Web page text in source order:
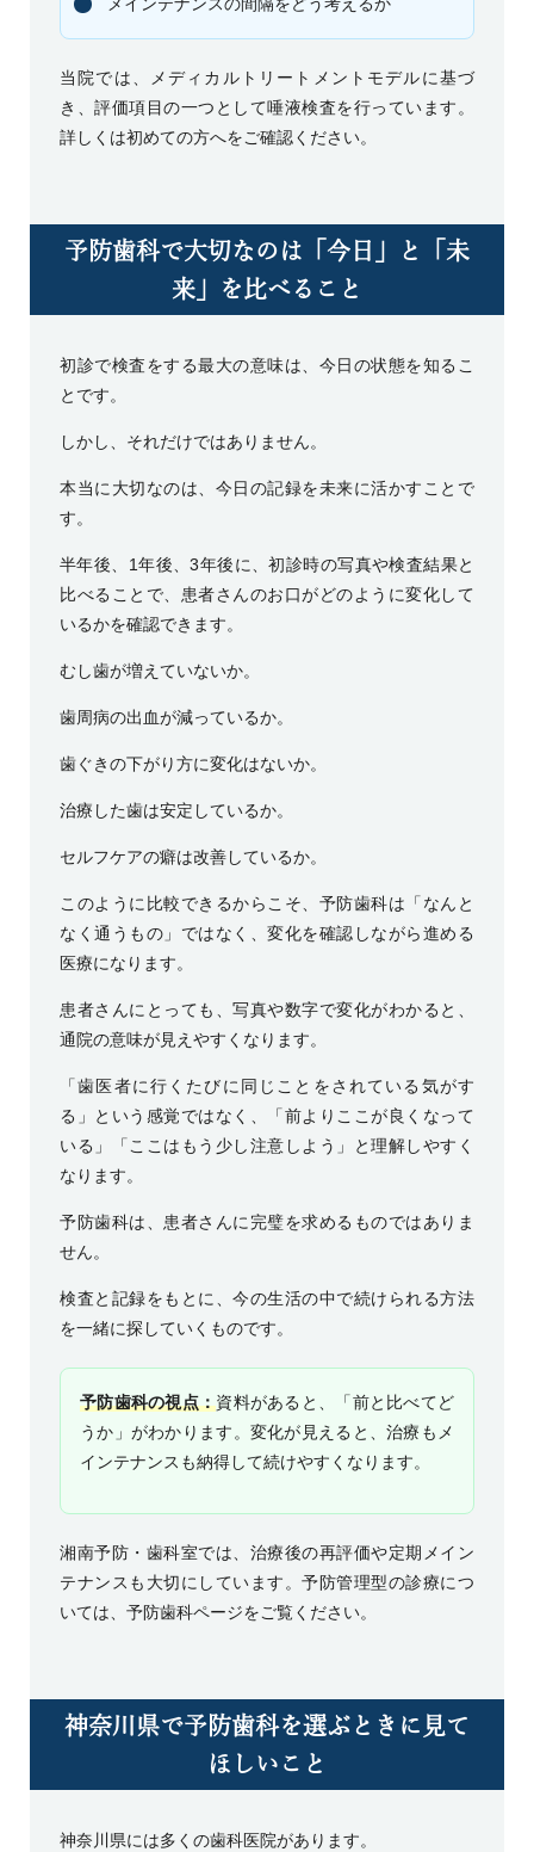
メインテナンスの間隔をどう考えるか
当院では、メディカルトリートメントモデルに基づ
き、評価項目の一つとして唾液検査を行っています。
詳しくは初めての方へをご確認ください。
予防歯科で大切なのは「今日」と「未
来」を比べること
初診で検査をする最大の意味は、今日の状態を知るこ
とです。
しかし、それだけではありません。
本当に大切なのは、今日の記録を未来に活かすことで
す。
半年後、1年後、3年後に、初診時の写真や検査結果と
比べることで、患者さんのお口がどのように変化して
いるかを確認できます。
むし歯が増えていないか。
歯周病の出血が減っているか。
歯ぐきの下がり方に変化はないか。
治療した歯は安定しているか。
セルフケアの癖は改善しているか。
このように比較できるからこそ、予防歯科は「なんと
なく通うもの」ではなく、変化を確認しながら進める
医療になります。
患者さんにとっても、写真や数字で変化がわかると、
通院の意味が見えやすくなります。
「歯医者に行くたびに同じことをされている気がす
る」という感覚ではなく、「前よりここが良くなって
いる」「ここはもう少し注意しよう」と理解しやすく
なります。
予防歯科は、患者さんに完璧を求めるものではありま
せん。
検査と記録をもとに、今の生活の中で続けられる方法
を一緒に探していくものです。
予防歯科の視点：資料があると、「前と比べてど
うか」がわかります。変化が見えると、治療もメ
インテナンスも納得して続けやすくなります。
湘南予防・歯科室では、治療後の再評価や定期メイン
テナンスも大切にしています。予防管理型の診療につ
いては、 予防歯科ページをご覧ください。
神奈川県で予防歯科を選ぶときに見て
ほしいこと
神奈川県には多くの歯科医院があります。